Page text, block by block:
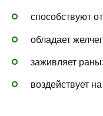
способствуют
обладает
заживляет раны;
воздействует